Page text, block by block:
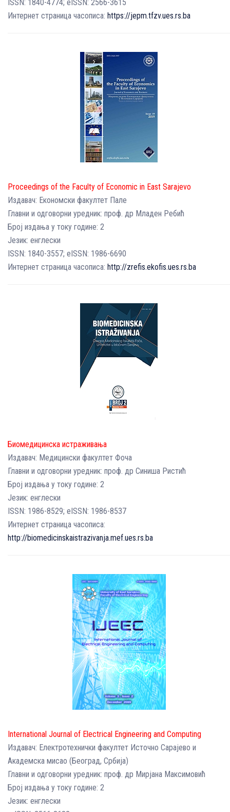
ISSN: 1840-4774; eISSN: 2566-3615
Интернет страница часописа: https://jepm.tfzv.ues.rs.ba
Proceedings of the Faculty of Economic in East Sarajevo
Издавач: Економски факултет Пале
Главни и одговорни уредник: проф. др Младен Ребић
Број издања у току године: 2
Језик: енглески
ISSN: 1840-3557; eISSN: 1986-6690
Интернет страница часописа: http://zrefis.ekofis.ues.rs.ba
Биомедицинска истраживања
Издавач: Медицински факултет Фоча
Главни и одговорни уредник: проф. др Синиша Ристић
Број издања у току године: 2
Језик: енглески
ISSN: 1986-8529; eISSN: 1986-8537
Интернет страница часописа:
http://biomedicinskaistrazivanja.mef.ues.rs.ba
International Journal оf Electrical Engineering аnd Computing
Издавач: Електротехнички факултет Источно Сарајево и
Академска мисао (Београд, Србија)
Главни и одговорни уредник: проф. др Мирјана Максимовић
Број издања у току године: 2
Језик: енглески